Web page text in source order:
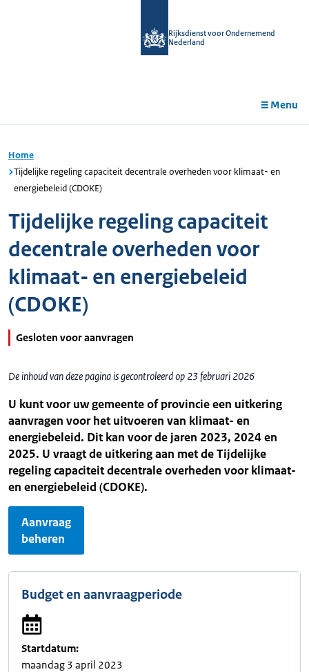
Rijksdienst voor Ondernemend
Nederland
Menu
Home
Tijdelijke regeling capaciteit decentrale overheden voor klimaat- en
energiebeleid (CDOKE)
Tijdelijke regeling capaciteit
decentrale overheden voor
klimaat- en energiebeleid
(CDOKE)
Gesloten voor aanvragen
De inhoud van deze pagina is gecontroleerd op 23 februari 2026
U kunt voor uw gemeente of provincie een uitkering
aanvragen voor het uitvoeren van klimaat- en
energiebeleid. Dit kan voor de jaren 2023, 2024 en
2025. U vraagt de uitkering aan met de Tijdelijke
regeling capaciteit decentrale overheden voor klimaat-
en energiebeleid (CDOKE).
Aanvraag
beheren
Budget en aanvraagperiode
Startdatum:
maandag 3 april 2023